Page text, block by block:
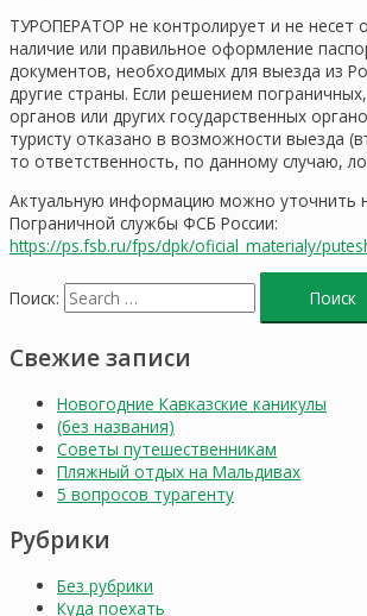
ТУРОПЕРАТОР не контролирует и не несет
наличие или правильное оформление
документов, необходимых для выезда из
другие страны. Если решением
органов или других государственных
туристу отказано в возможности выезда
то ответственность, по данному случаю,
Актуальную информацию можно уточнить
Пограничной службы ФСБ России:
https://ps.fsb.ru/fps/dpk/oficial_materialy/
Поиск:
Свежие записи
Новогодние Кавказские каникулы
(без названия)
Советы путешественникам
Пляжный отдых на Мальдивах
5 вопросов турагенту
Рубрики
Без рубрики
Куда поехать